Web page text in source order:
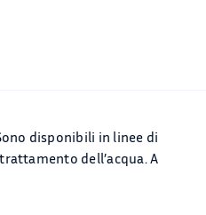
disponibili in linee di
dell’acqua. A